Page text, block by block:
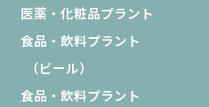
医薬・化粧品プラント
食品・飲料プラント
（ビール）
食品・飲料プラント